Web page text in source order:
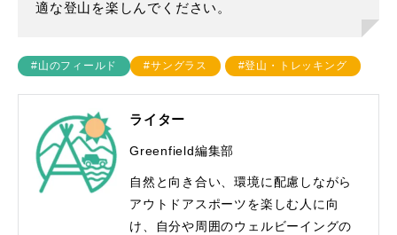
適な登山を楽しんでください。
#山のフィールド #サングラス #登山・トレッキング
ライター
Greenfield編集部
自然と向き合い、環境に配慮しながら
アウトドアスポーツを楽しむ人に向
け、自分や周囲のウェルビーイングの